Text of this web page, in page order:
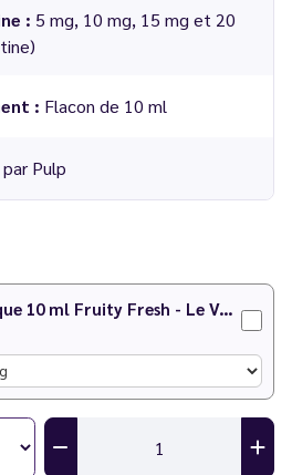
: 5 mg, 10 mg, 15 mg et 20
: Flacon de 10 ml
par Pulp
Fraise Pastèque 10 ml Fruity Fresh - Le Vapoteur Discount